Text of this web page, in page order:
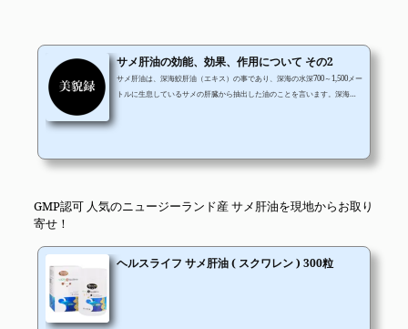
サメ肝油の効能、効果、作用について その2
サメ肝油は、深海鮫肝油（エキス）の事であり、深海の水深700～1,500メー
トルに生息しているサメの肝臓から抽出した油のことを言います。深海鮫
から非常に優秀な健康補助食品として注目されています。 DHAは、ドコサ
GMP認可 人気のニュージーランド産 サメ肝油を現地からお取り
寄せ！
ヘルスライフ サメ肝油 ( スクワレン ) 300粒